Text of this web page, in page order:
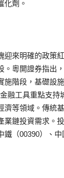
化劑。
迎來明確的政策
。粵開證券指出
施階段，基礎設
融工具重點支持
濟等領域。傳統
業鏈投資需求。
鐵（00390）、